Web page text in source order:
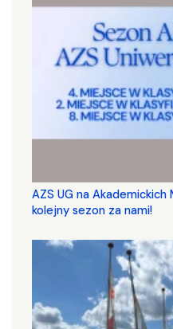
AZS UG na
kolejny sezon za nami!